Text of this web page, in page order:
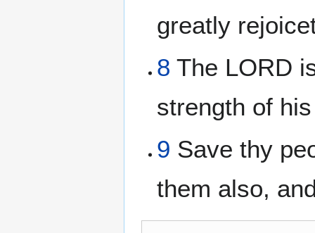
greatly
8 The LORD
strength of
9 Save thy
them also,